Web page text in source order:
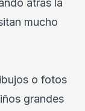
atrás la
mucho
o fotos
grandes